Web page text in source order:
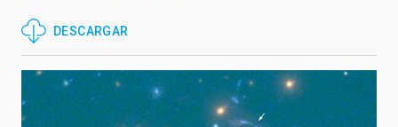
DESCARGAR